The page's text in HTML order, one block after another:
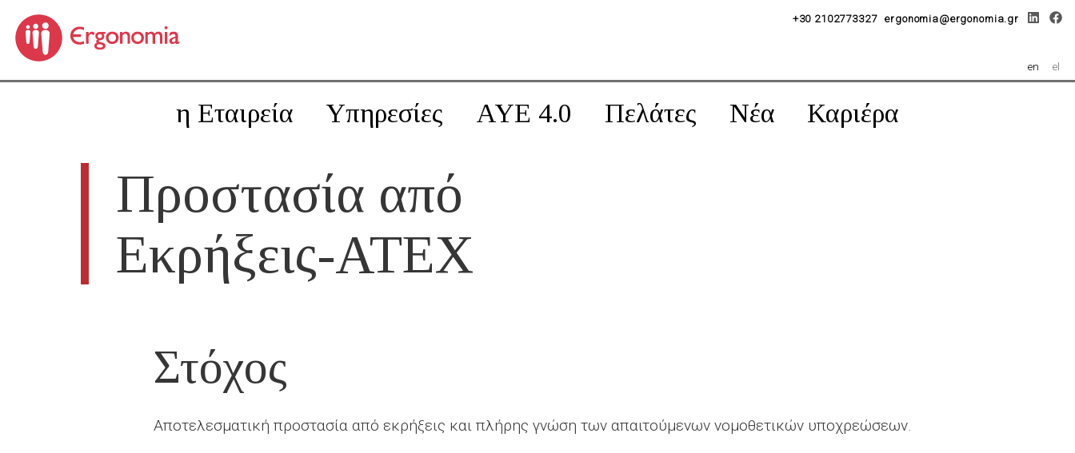
+30 2102773327 ergonomia@ergonomia.gr
en el
η Εταιρεία Υπηρεσίες AYE 4.0 Πελάτες Νέα Καριέρα
Προστασία από
Εκρήξεις-ΑΤΕΧ
Στόχος
Αποτελεσματική προστασία από εκρήξεις και πλήρης γνώση των απαιτούμενων νομοθετικών υποχρεώσεων.